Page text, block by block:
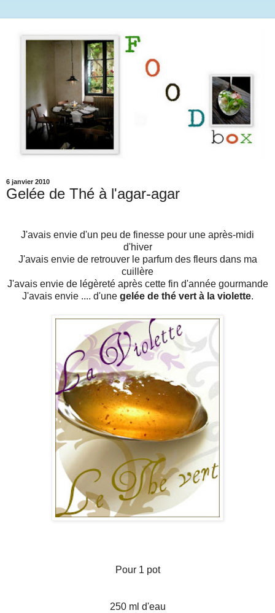
6 janvier 2010
Gelée de Thé à l'agar-agar
J'avais envie d'un peu de finesse pour une après-midi
d'hiver
J'avais envie de retrouver le parfum des fleurs dans ma
cuillère
J'avais envie de légèreté après cette fin d'année gourmande
J'avais envie .... d'une gelée de thé vert à la violette.
Pour 1 pot
250 ml d'eau